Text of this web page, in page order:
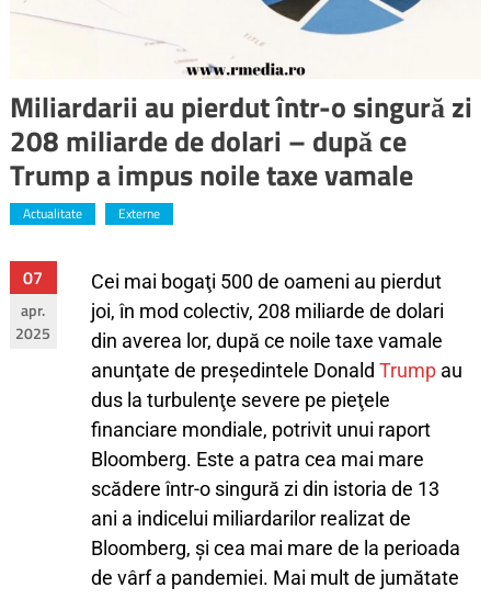
Miliardarii au pierdut într-o singură zi
208 miliarde de dolari – după ce
Trump a impus noile taxe vamale
Actualitate Externe
07
apr.
2025
Cei mai bogaţi 500 de oameni au pierdut
joi, în mod colectiv, 208 miliarde de dolari
din averea lor, după ce noile taxe vamale
anunţate de preşedintele DonaldTrump au
dus la turbulenţe severe pe pieţele
financiare mondiale, potrivit unui raport
Bloomberg. Este a patra cea mai mare
scădere într-o singură zi din istoria de 13
ani a indicelui miliardarilor realizat de
Bloomberg, şi cea mai mare de la perioada
de vârf a pandemiei. Mai mult de jumătate